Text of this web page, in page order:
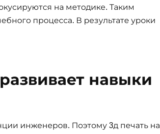
на методике. Таким
процесса. В результате уроки
навыки
инженеров. Поэтому 3д печать на